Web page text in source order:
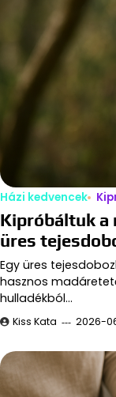
Házi kedvencek
Kipróbáltuk a
üres
Egy üres
hasznos
hulladékból…
Kiss Kata 2026-